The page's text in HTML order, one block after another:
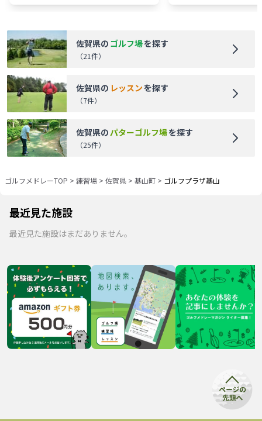
佐賀県の ゴルフ場を探す
（21件）
佐賀県の レッスンを探す
（7件）
佐賀県のパターゴルフ場を探す
（25件）
ゴルフメドレーTOP > 練習場 > 佐賀県 > 基山町 > ゴルフプラザ基山
最近見た施設
最近見た施設はまだありません。